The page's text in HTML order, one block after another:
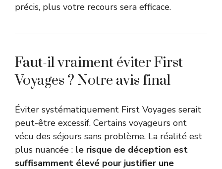
précis, plus votre recours sera efficace.
Faut-il vraiment éviter First
Voyages ? Notre avis final
Éviter systématiquement First Voyages serait
peut-être excessif. Certains voyageurs ont
vécu des séjours sans problème. La réalité est
plus nuancée : le risque de déception est
suffisamment élevé pour justifier une